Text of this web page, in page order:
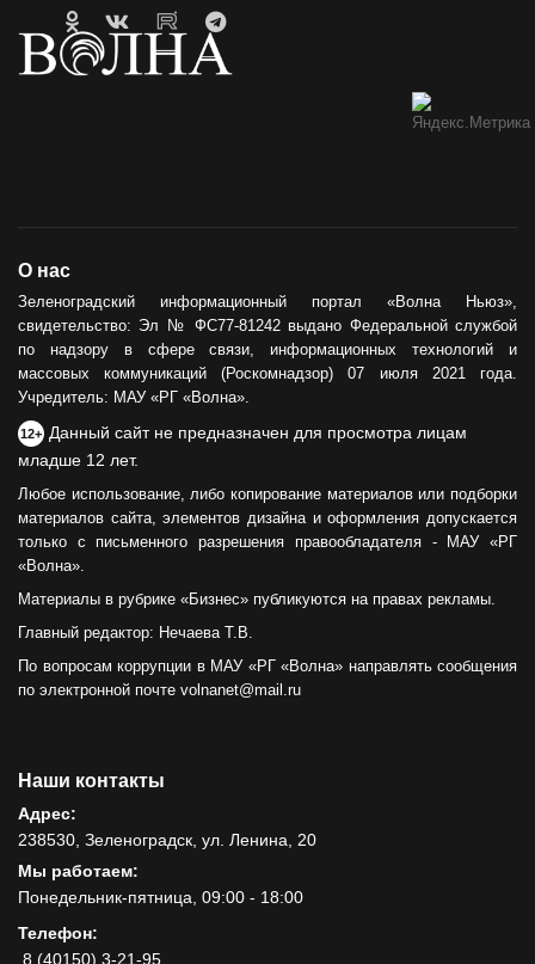
21.04.2023
Сила тыла
30.05.2024
О нас
Зеленоградский информационный портал «Волна Ньюз»,
свидетельство: Эл № ФС77-81242 выдано Федеральной службой
по надзору в сфере связи, информационных технологий и
массовых коммуникаций (Роскомнадзор) 07 июля 2021 года.
Учредитель: МАУ «РГ «Волна».
12+ Данный сайт не предназначен для просмотра лицам
младше 12 лет.
Любое использование, либо копирование материалов или подборки
материалов сайта, элементов дизайна и оформления допускается
только с письменного разрешения правообладателя - МАУ «РГ
«Волна».
Материалы в рубрике «Бизнес» публикуются на правах рекламы.
Главный редактор: Нечаева Т.В.
По вопросам коррупции в МАУ «РГ «Волна» направлять сообщения
по электронной почте volnanet@mail.ru
Наши контакты
Адрес:
238530, Зеленоградск, ул. Ленина, 20
Мы работаем:
Понедельник-пятница, 09:00 - 18:00
Телефон:
8 (40150) 3-21-95